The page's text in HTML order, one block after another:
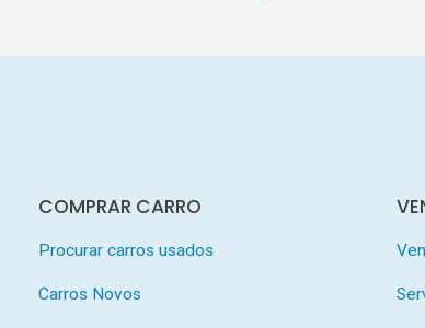
COMPRAR CARRO
Procurar carros usados
Carros Novos